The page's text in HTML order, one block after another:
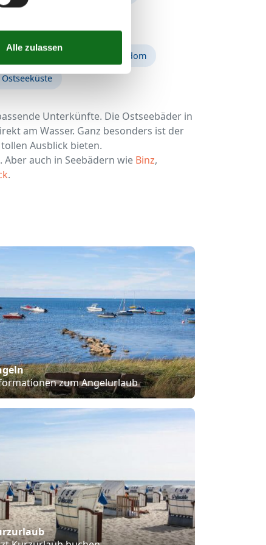
Insel Usedom
Unterkünfte. Die Ostseebäder in
am Wasser. Ganz besonders ist der
Ausblick bieten.
auch in Seebädern wie Binz,
.
zum Angelurlaub